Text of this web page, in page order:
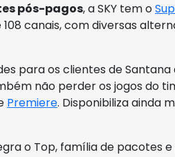
pós-pagos, a SKY tem o
canais, com diversas
para os clientes de Santana
não perder os jogos do
Premiere. Disponibiliza ainda
o Top, família de pacotes